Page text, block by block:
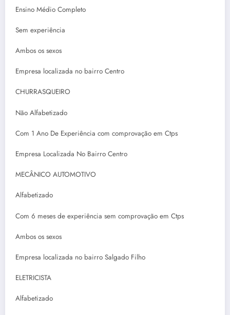
Ensino Médio Completo
Sem experiência
Ambos os sexos
Empresa localizada no bairro Centro
CHURRASQUEIRO
Não Alfabetizado
Com 1 Ano De Experiência com comprovação em Ctps
Empresa Localizada No Bairro Centro
MECÂNICO AUTOMOTIVO
Alfabetizado
Com 6 meses de experiência sem comprovação em Ctps
Ambos os sexos
Empresa localizada no bairro Salgado Filho
ELETRICISTA
Alfabetizado